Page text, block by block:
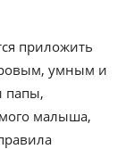
приложить
умным и
папы,
малыша,